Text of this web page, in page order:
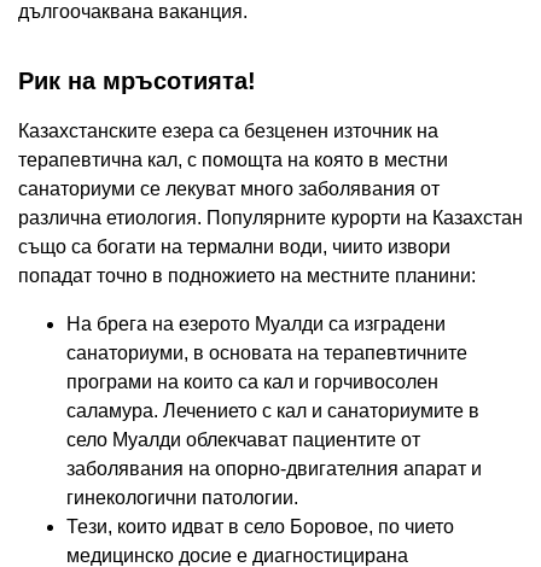
дългоочаквана ваканция.
Рик на мръсотията!
Казахстанските езера са безценен източник на
терапевтична кал, с помощта на която в местни
санаториуми се лекуват много заболявания от
различна етиология. Популярните курорти на Казахстан
също са богати на термални води, чиито извори
попадат точно в подножието на местните планини:
На брега на езерото Муалди са изградени
санаториуми, в основата на терапевтичните
програми на които са кал и горчивосолен
саламура. Лечението с кал и санаториумите в
село Муалди облекчават пациентите от
заболявания на опорно-двигателния апарат и
гинекологични патологии.
Тези, които идват в село Боровое, по чието
медицинско досие е диагностицирана